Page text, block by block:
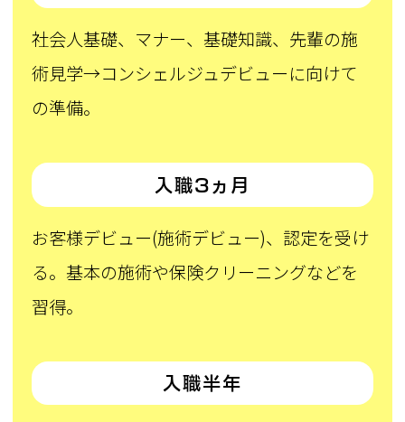
社会人基礎、マナー、基礎知識、先輩の施
術見学→コンシェルジュデビューに向けて
の準備。
入職3ヵ月
お客様デビュー(施術デビュー)、認定を受け
る。基本の施術や保険クリーニングなどを
習得。
入職半年